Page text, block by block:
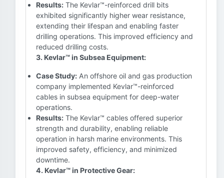
Results: The Kevlar™-reinforced drill bits
exhibited significantly higher wear resistance,
extending their lifespan and enabling faster
drilling operations. This improved efficiency and
reduced drilling costs.
3. Kevlar™ in Subsea Equipment:
Case Study: An offshore oil and gas production
company implemented Kevlar™-reinforced
cables in subsea equipment for deep-water
operations.
Results: The Kevlar™ cables offered superior
strength and durability, enabling reliable
operation in harsh marine environments. This
improved safety, efficiency, and minimized
downtime.
4. Kevlar™ in Protective Gear: